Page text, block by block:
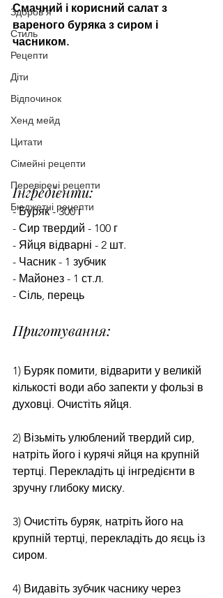
Здоров'я
Стиль
Рецепти
Діти
Відпочинок
Хенд мейд
Цитати
Сімейні рецепти
Перевірені рецепти
Бюджетні рецепти
Смачний і корисний салат з
вареного буряка з сиром і
часником.
Інгредієнти:
- Буряк - 300 г
- Сир твердий - 100 г
- Яйця відварні - 2 шт.
- Часник - 1 зубчик
- Майонез - 1 ст.л.
- Сіль, перець
Приготування:
1) Буряк помити, відварити у великій
кількості води або запекти у фользі в
духовці. Очистіть яйця.
2) Візьміть улюблений твердий сир,
натріть його і курячі яйця на крупній
тертці. Перекладіть ці інгредієнти в
зручну глибоку миску.
3) Очистіть буряк, натріть його на
крупній тертці, перекладіть до яєць із
сиром.
4) Видавіть зубчик часнику через